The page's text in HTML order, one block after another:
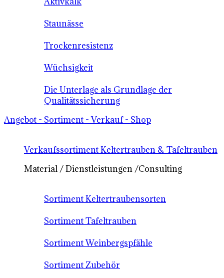
Staunässe
Trockenresistenz
Wüchsigkeit
Die Unterlage als Grundlage der
Qualitätssicherung
Angebot - Sortiment - Verkauf - Shop
Verkaufssortiment Keltertrauben & Tafeltrauben
Material / Dienstleistungen /Consulting
Sortiment Keltertraubensorten
Sortiment Tafeltrauben
Sortiment Weinbergspfähle
Sortiment Zubehör